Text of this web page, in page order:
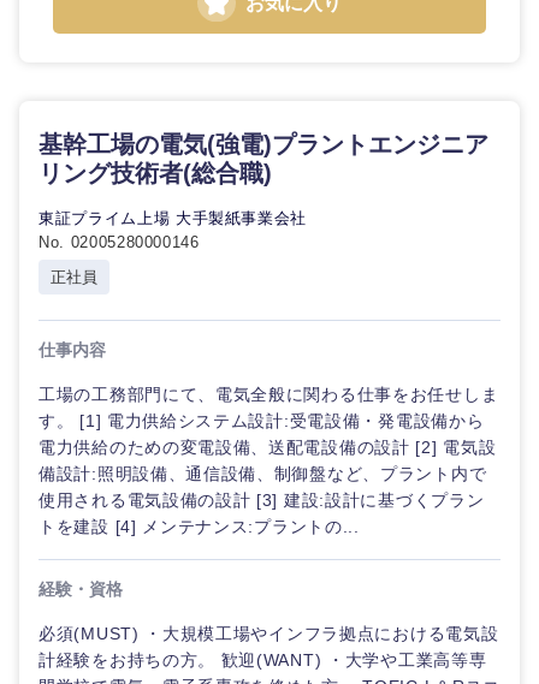
基幹工場の電気(強電)プラントエンジニア
リング技術者(総合職)
東証プライム上場 大手製紙事業会社
No. 02005280000146
正社員
仕事内容
工場の工務部門にて、電気全般に関わる仕事をお任せしま
す。 [1] 電力供給システム設計:受電設備・発電設備から
電力供給のための変電設備、送配電設備の設計 [2] 電気設
備設計:照明設備、通信設備、制御盤など、プラント内で
使用される電気設備の設計 [3] 建設:設計に基づくプラン
トを建設 [4] メンテナンス:プラントの...
経験・資格
必須(MUST) ・大規模工場やインフラ拠点における電気設
計経験をお持ちの方。 歓迎(WANT) ・大学や工業高等専